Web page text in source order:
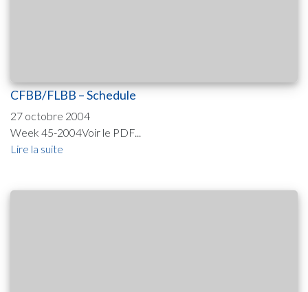
CFBB/FLBB – Schedule
27 octobre 2004
Week 45-2004Voir le PDF...
Lire la suite